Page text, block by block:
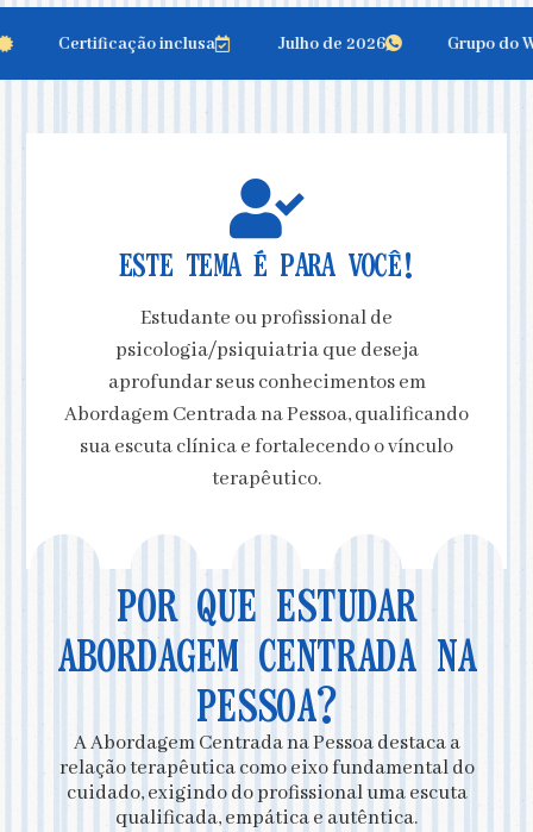
Certificação inclusa Julho de 2026 Grupo do
ESTE TEMA É PARA VOCÊ!
Estudante ou profissional de
psicologia/psiquiatria que deseja
aprofundar seus conhecimentos em
Abordagem Centrada na Pessoa, qualificando
sua escuta clínica e fortalecendo o vínculo
terapêutico.
POR QUE ESTUDAR
ABORDAGEM CENTRADA NA
PESSOA?
A Abordagem Centrada na Pessoa destaca a
relação terapêutica como eixo fundamental do
cuidado, exigindo do profissional uma escuta
qualificada, empática e autêntica.